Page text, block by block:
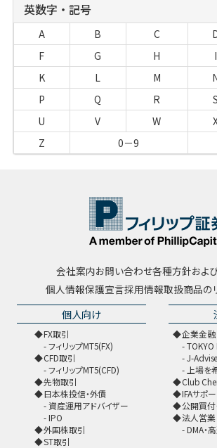
英数字・記号
A B C
F
G H I
K
L M
P
Q R S
U
V W
Z
0－9
会社案内お問い合わせ各種方針およ
個人情報保護宣言採用情報取扱商品の
個人向け
FX取引
フィリップMT5(FX)
CFD取引
フィリップMT5(CFD)
先物取引
日本株投信・外債
資産運用アドバイザー
IPO
外国株取引
ST取引
企業金融
TOKYO
J-
上場を
Club
IFAサポ
公開買付
法人営業
DMA・